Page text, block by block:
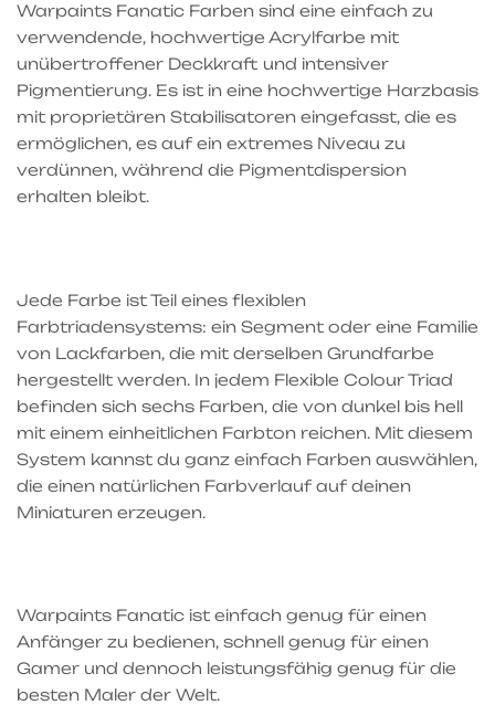
Warpaints Fanatic Farben sind eine einfach zu
verwendende, hochwertige Acrylfarbe mit
unübertroffener Deckkraft und intensiver
Pigmentierung. Es ist in eine hochwertige Harzbasis
mit proprietären Stabilisatoren eingefasst, die es
ermöglichen, es auf ein extremes Niveau zu
verdünnen, während die Pigmentdispersion
erhalten bleibt.
Jede Farbe ist Teil eines flexiblen
Farbtriadensystems: ein Segment oder eine Familie
von Lackfarben, die mit derselben Grundfarbe
hergestellt werden. In jedem Flexible Colour Triad
befinden sich sechs Farben, die von dunkel bis hell
mit einem einheitlichen Farbton reichen. Mit diesem
System kannst du ganz einfach Farben auswählen,
die einen natürlichen Farbverlauf auf deinen
Miniaturen erzeugen.
Warpaints Fanatic ist einfach genug für einen
Anfänger zu bedienen, schnell genug für einen
Gamer und dennoch leistungsfähig genug für die
besten Maler der Welt.